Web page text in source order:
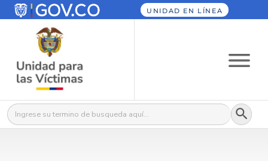
UNIDAD EN LÍNEA
Buscar: Botón